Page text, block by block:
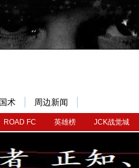
ROAD FC 英雄榜 JCK战觉城
术 周边新闻